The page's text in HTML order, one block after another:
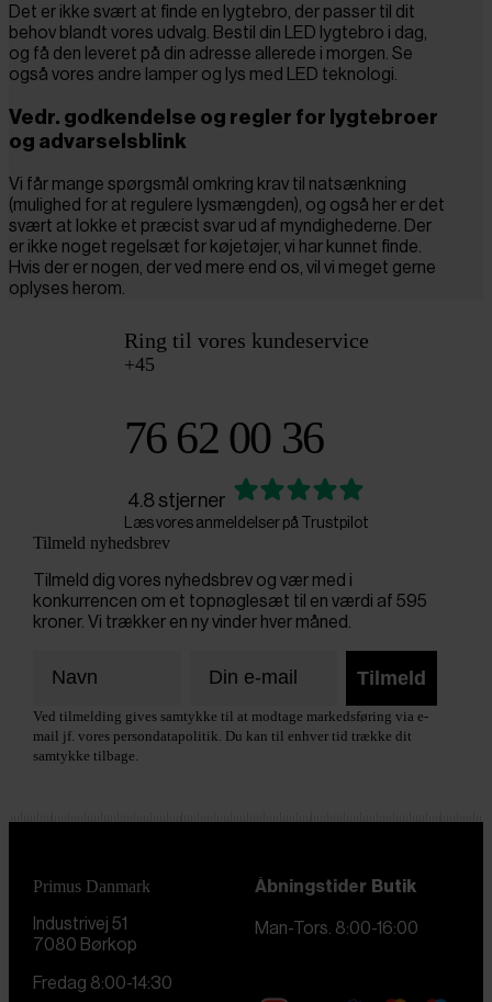
Det er ikke svært at finde en lygtebro, der passer til dit
behov blandt vores udvalg. Bestil din LED lygtebro i dag,
og få den leveret på din adresse allerede i morgen. Se
også vores andre lamper og lys med LED teknologi.
Vedr. godkendelse og regler for lygtebroer
og advarselsblink
Vi får mange spørgsmål omkring krav til natsænkning
(mulighed for at regulere lysmængden), og også her er det
svært at lokke et præcist svar ud af myndighederne. Der
er ikke noget regelsæt for køjetøjer, vi har kunnet finde.
Hvis der er nogen, der ved mere end os, vil vi meget gerne
oplyses herom.
Ring til vores kundeservice
+45
76 62 00 36
4.8 stjerner
Læs vores anmeldelser på Trustpilot
Tilmeld nyhedsbrev
Tilmeld dig vores nyhedsbrev og vær med i
konkurrencen om et topnøglesæt til en værdi af 595
kroner. Vi trækker en ny vinder hver måned.
Tilmeld
Ved tilmelding gives samtykke til at modtage markedsføring via e-
mail jf. vores persondatapolitik. Du kan til enhver tid trække dit
samtykke tilbage.
Primus Danmark
Industrivej 51
7080 Børkop
Åbningstider Butik
Man-Tors. 8:00-16:00
Fredag 8:00-14:30